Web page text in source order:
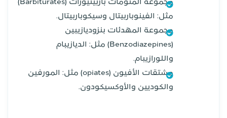
مجموعة المنومات باربيتيورات (Barbiturates)
مثل: الفينوباربيتال وسيكوباربيتال.
مجموعة المهدئات بنزوديازيبين
(Benzodiazepines) مثل: الديازيبام
واللورازيبام.
مشتقات الأفيون (opiates) مثل: المورفين
والكوديين والأوكسيكودون.